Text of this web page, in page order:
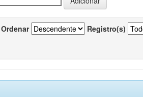
Ordenar Registro(s)